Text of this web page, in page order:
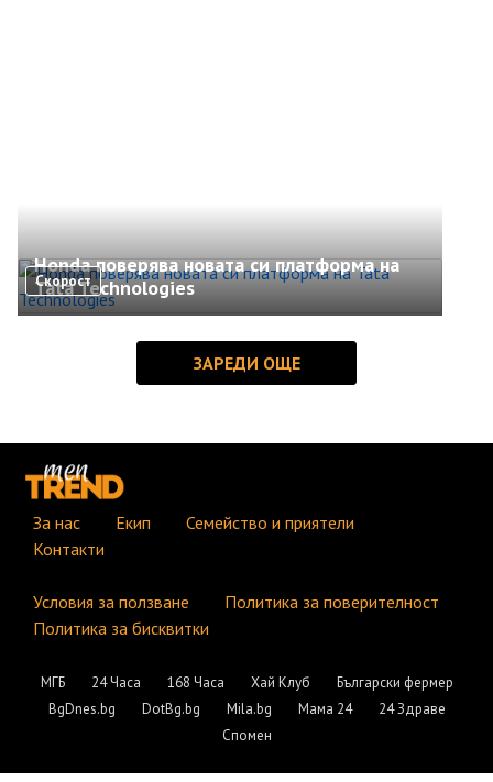
Скорост
Honda поверява новата си платформа на
Tata Technologies
За нас Екип
Семейство и приятели
Контакти
Условия за ползване
Политика за поверителност
Политика за бисквитки
МГБ 24 Часа 168 Часа Хай Клуб
Български фермер
BgDnes.bg
DotBg.bg Mila.bg Мама 24
24 Здраве
Спомен